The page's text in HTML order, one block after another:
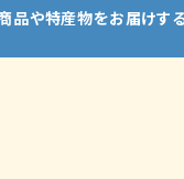
や特産物をお届けす